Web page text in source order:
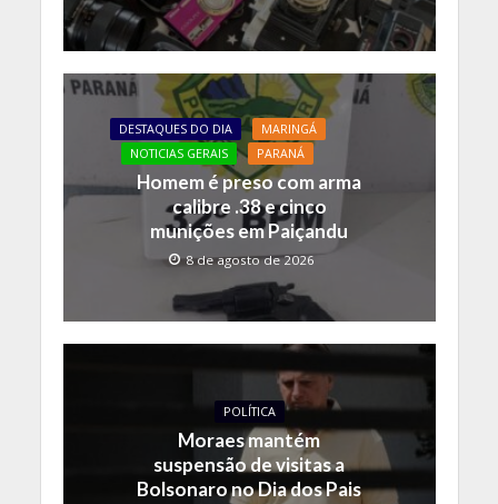
DESTAQUES DO DIA
MARINGÁ
NOTICIAS GERAIS
PARANÁ
Homem é preso com arma
calibre .38 e cinco
munições em Paiçandu
8 de agosto de 2026
POLÍTICA
Moraes mantém
suspensão de visitas a
Bolsonaro no Dia dos Pais